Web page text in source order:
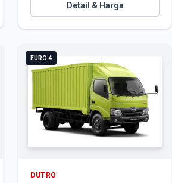
Detail & Harga
EURO 4
DUTRO